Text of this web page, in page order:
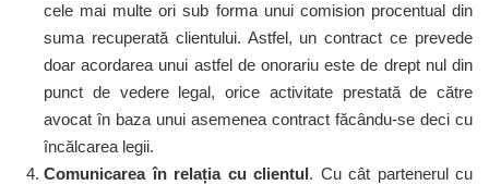
cele mai multe ori sub forma unui comision procentual din
suma recuperată clientului. Astfel, un contract ce prevede
doar acordarea unui astfel de onorariu este de drept nul din
punct de vedere legal, orice activitate prestată de către
avocat în baza unui asemenea contract făcându-se deci cu
încălcarea legii.
Comunicarea în relația cu clientul. Cu cât partenerul cu